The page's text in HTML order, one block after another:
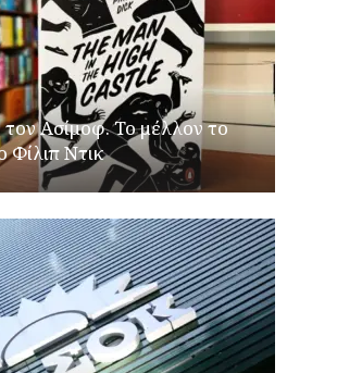
Ασίμοφ. Το μέλλον το
Φίλιπ Ντικ